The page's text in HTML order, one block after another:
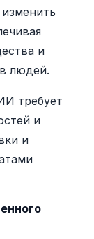
и
людей.
требует
и
и